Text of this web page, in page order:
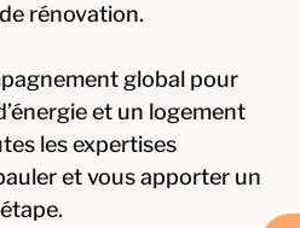
rénovation.
global pour
et un logement
les expertises
et vous apporter un